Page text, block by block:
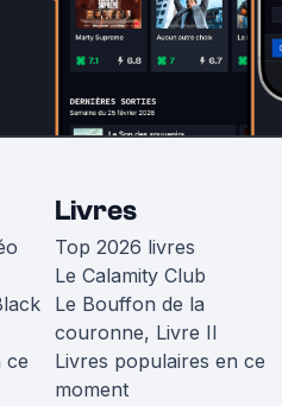
ce
Livres
Top 2026 livres
Le Calamity Club
Le Bouffon de la
couronne, Livre II
Livres populaires en ce
moment